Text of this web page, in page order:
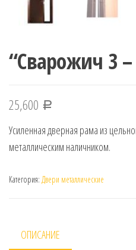
“Сварожич 3
25,600 Р
Усиленная дверная рама из
металлическим наличником.
Категория: Двери металлические
ОПИСАНИЕ